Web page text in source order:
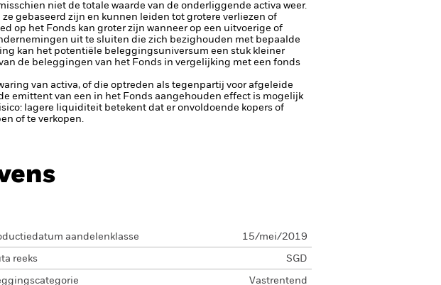
niet de totale waarde van de onderliggende activa weer.
gebaseerd zijn en kunnen leiden tot grotere verliezen of
op het Fonds kan groter zijn wanneer op een uitvoerige of
uit te sluiten die zich bezighouden met bepaalde
kan het potentiële beleggingsuniversum een stuk kleiner
de beleggingen van het Fonds in vergelijking met een fonds
van activa, of die optreden als tegenpartij voor afgeleide
emittent van een in het Fonds aangehouden effect is mogelijk
lagere liquiditeit betekent dat er onvoldoende kopers of
of te verkopen.
aandelenklasse 15/mei/2019
reeks SGD
Vastrentend